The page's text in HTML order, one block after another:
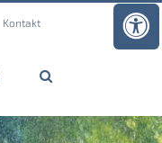
Kontakt